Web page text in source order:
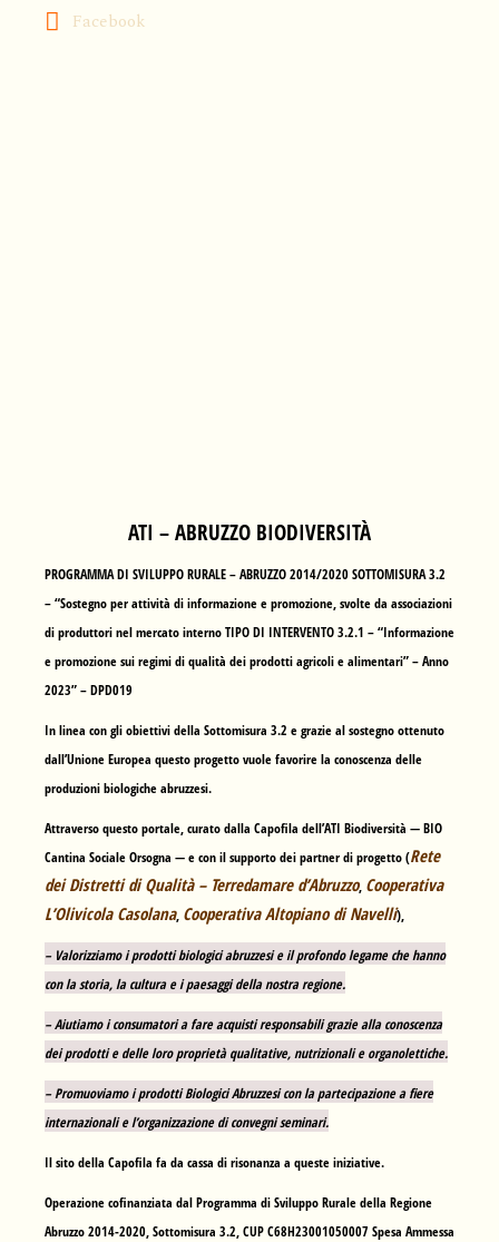
Facebook
ATI – ABRUZZO BIODIVERSITÀ
PROGRAMMA DI SVILUPPO RURALE – ABRUZZO 2014/2020 SOTTOMISURA 3.2
– “Sostegno per attività di informazione e promozione, svolte da associazioni
di produttori nel mercato interno TIPO DI INTERVENTO 3.2.1 – “Informazione
e promozione sui regimi di qualità dei prodotti agricoli e alimentari” – Anno
2023” – DPD019
In linea con gli obiettivi della Sottomisura 3.2 e grazie al sostegno ottenuto
dall’Unione Europea questo progetto vuole favorire la conoscenza delle
produzioni biologiche abruzzesi.
Attraverso questo portale, curato dalla Capofila dell’ATI Biodiversità —BIO
Cantina Sociale Orsogna — e con il supporto dei partner di progetto (Rete
dei Distretti di Qualità – Terredamare d’Abruzzo, Cooperativa
L’Olivicola Casolana, Cooperativa Altopiano di Navelli),
– Valorizziamo i prodotti biologici abruzzesi e il profondo legame che hanno
con la storia, la cultura e i paesaggi della nostra regione.
– Aiutiamo i consumatori a fare acquisti responsabili grazie alla conoscenza
dei prodotti e delle loro proprietà qualitative, nutrizionali e organolettiche.
– Promuoviamo i prodotti Biologici Abruzzesi con la partecipazione a fiere
internazionali e l’organizzazione di convegni seminari.
Il sito della Capofila fa da cassa di risonanza a queste iniziative.
Operazione cofinanziata dal Programma di Sviluppo Rurale della Regione
Abruzzo 2014-2020, Sottomisura 3.2, CUP C68H23001050007 Spesa Ammessa